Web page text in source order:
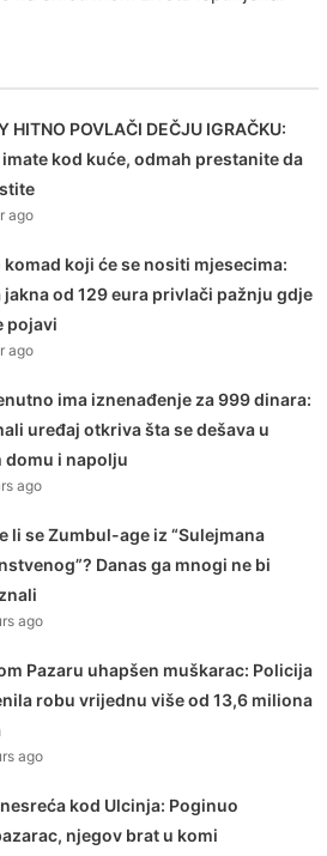
HITNO POVLAČI DEČJU IGRAČKU:
imate kod kuće, odmah prestanite da
ago
komad koji će se nositi mjesecima:
jakna od 129 eura privlači pažnju gdje
pojavi
ago
ima iznenađenje za 999 dinara:
uređaj otkriva šta se dešava u
domu i napolju
ago
li se Zumbul-age iz “Sulejmana
Danas ga mnogi ne bi
ago
Pazaru uhapšen muškarac: Policija
robu vrijednu više od 13,6 miliona
ago
kod Ulcinja: Poginuo
njegov brat u komi